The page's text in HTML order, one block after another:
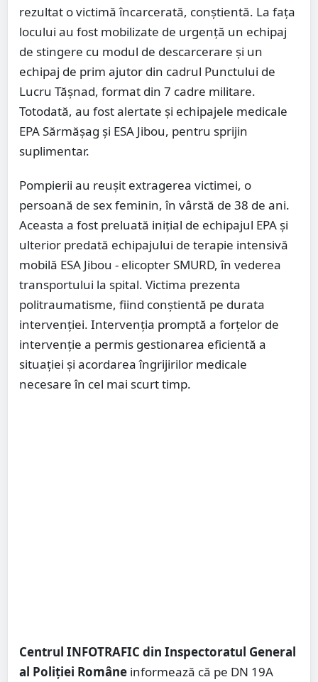
rezultat o victimă încarcerată, conștientă. La fața
locului au fost mobilizate de urgență un echipaj
de stingere cu modul de descarcerare și un
echipaj de prim ajutor din cadrul Punctului de
Lucru Tășnad, format din 7 cadre militare.
Totodată, au fost alertate și echipajele medicale
EPA Sărmășag și ESA Jibou, pentru sprijin
suplimentar.
Pompierii au reușit extragerea victimei, o
persoană de sex feminin, în vârstă de 38 de ani.
Aceasta a fost preluată inițial de echipajul EPA și
ulterior predată echipajului de terapie intensivă
mobilă ESA Jibou - elicopter SMURD, în vederea
transportului la spital. Victima prezenta
politraumatisme, fiind conștientă pe durata
intervenției. Intervenția promptă a forțelor de
intervenție a permis gestionarea eficientă a
situației și acordarea îngrijirilor medicale
necesare în cel mai scurt timp.
Centrul INFOTRAFIC din Inspectoratul General
al Poliției Române informează că pe DN 19A